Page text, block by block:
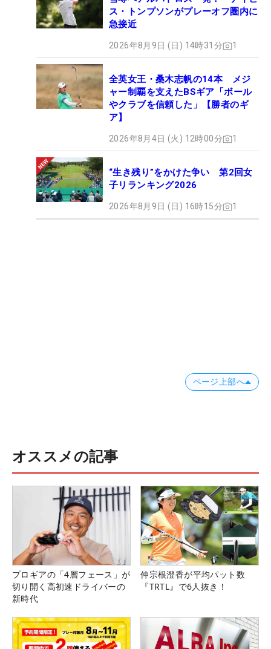
ス・トンプソンがプレーオフ圏内に
急接近
2026年8月9日 (日) 14時31分 1
全英女王・桑木志帆の14本 メジ
ャー制覇を支えたBSギア「ボール
やクラブを信頼した」【勝者のギ
ア】
2026年8月4日 (火) 12時00分 1
“生き残り”をかけた争い 第2回女
子リランキング2026
2026年8月9日 (日) 16時15分 1
ページ上部へ
オススメの記事
プロギアの「4層フェース」が
切り開く高初速ドライバーの
新時代
仲宗根澄香が平均パット数
『TRTL』で6人抜き！